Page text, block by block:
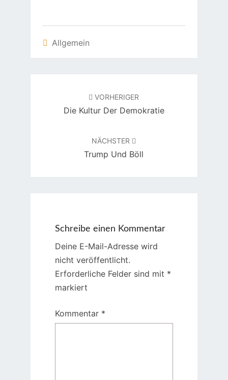
Allgemein
VORHERIGER
Die Kultur Der Demokratie
NÄCHSTER
Trump Und Böll
Schreibe einen Kommentar
Deine E-Mail-Adresse wird
nicht veröffentlicht.
Erforderliche Felder sind mit *
markiert
Kommentar *